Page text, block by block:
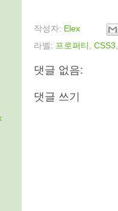
작성자: Elex
라벨: 프로퍼티 , CSS3,
댓글 없음:
댓글 쓰기